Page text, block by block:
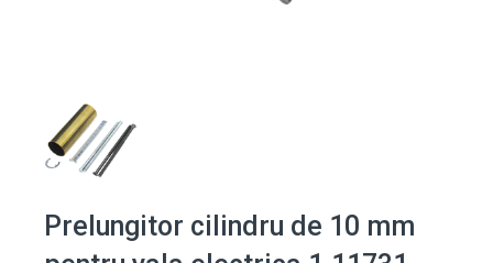
Prelungitor cilindru de 10 mm